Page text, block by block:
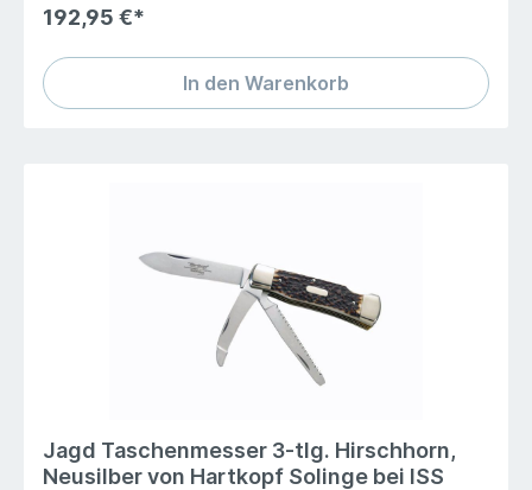
gehören ebenso zum Heft wie ein kleines
cmKlingenlänge 8,7 cmLänge geöffnet 19,5 cm
192,95 €*
In den Warenkorb
Jagd Taschenmesser 3-tlg. Hirschhorn,
Neusilber von Hartkopf Solinge bei ISS